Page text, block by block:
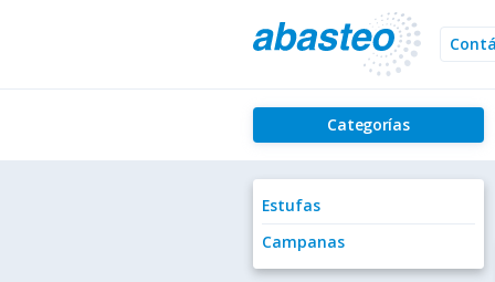
Categorías
Estufas
Campanas